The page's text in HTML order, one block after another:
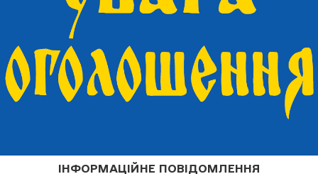
ІНФОРМАЦІЙНЕ ПОВІДОМЛЕННЯ